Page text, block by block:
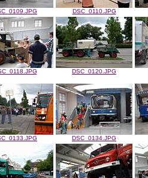
DSC_0110.JPG
DSC_0120.JPG
DSC_0134.JPG